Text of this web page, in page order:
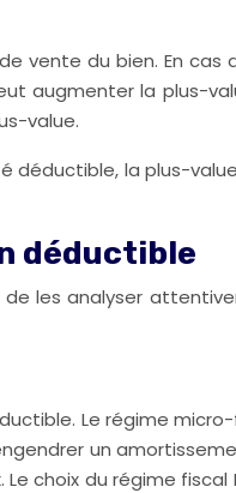
vente du bien. En cas
augmenter la plus-
value.
la plus-
déductible
les analyser
Le régime
un
choix du régime